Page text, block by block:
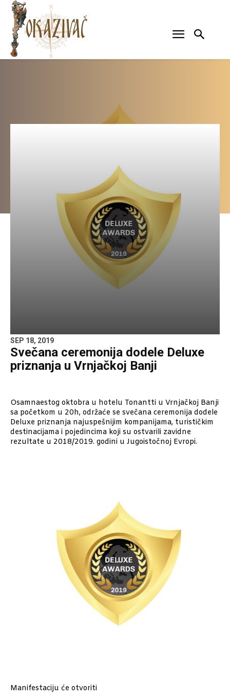
SEP 18, 2019
Svečana ceremonija dodele Deluxe
priznanja u Vrnjačkoj Banji
Osamnaestog oktobra u hotelu Tonantti u Vrnjačkoj Banji
sa početkom u 20h, održaće se svečana ceremonija dodele
Deluxe priznanja najuspešnijim kompanijama, turističkim
destinacijama i pojedincima koji su ostvarili zavidne
rezultate u 2018/2019. godini u Jugoistočnoj Evropi.
Manifestaciju će otvoriti